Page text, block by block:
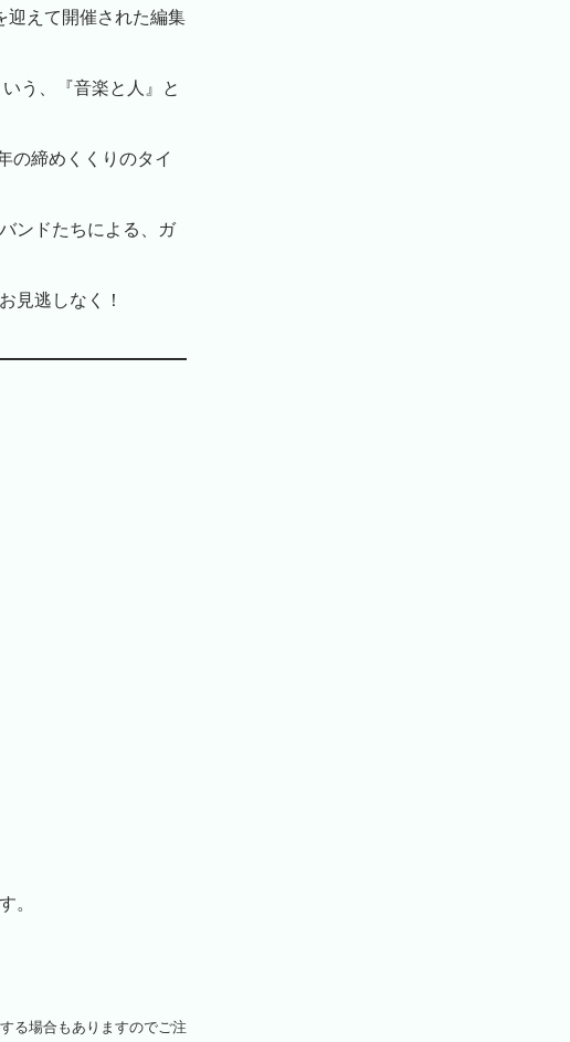
迎えて開催された編集
う、『音楽と人』と
の締めくくりのタイ
ンドたちによる、ガ
見逃しなく！
。
る場合もありますのでご注